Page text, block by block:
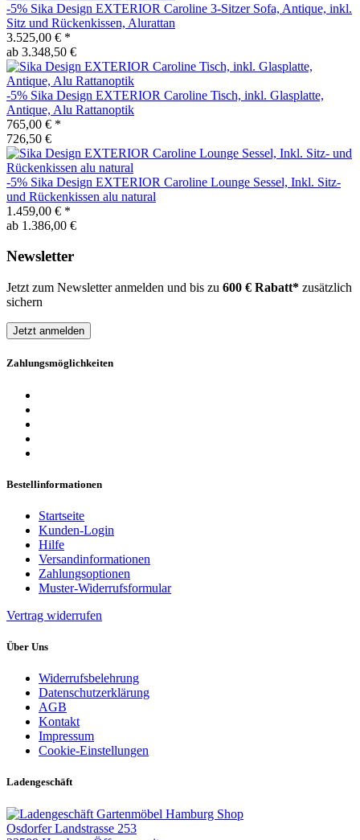
-5% Sika Design EXTERIOR Caroline 3-Sitzer Sofa, Antique, inkl.
Sitz und Rückenkissen, Alurattan
3.525,00 € *
ab 3.348,50 €
-5% Sika Design EXTERIOR Caroline Tisch, inkl. Glasplatte,
Antique, Alu Rattanoptik
765,00 € *
726,50 €
-5% Sika Design EXTERIOR Caroline Lounge Sessel, Inkl. Sitz-
und Rückenkissen alu natural
1.459,00 € *
ab 1.386,00 €
Newsletter
Jetzt zum Newsletter anmelden und bis zu 600 € Rabatt* zusätzlich
sichern
Jetzt anmelden
Zahlungsmöglichkeiten
Bestellinformationen
Startseite
Kunden-Login
Hilfe
Versandinformationen
Zahlungsoptionen
Muster-Widerrufsformular
Vertrag widerrufen
Über Uns
Widerrufsbelehrung
Datenschutzerklärung
AGB
Kontakt
Impressum
Cookie-Einstellungen
Ladengeschäft
Gartenmöbel Hamburg Shop
Osdorfer Landstrasse 253